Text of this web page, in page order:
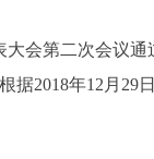
大会第二次会
2018年12月29